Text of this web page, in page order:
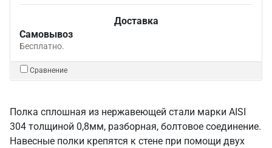
Доставка
Самовывоз
Бесплатно.
Сравнение
Полка сплошная из нержавеющей стали марки AISI
304 толщиной 0,8мм, разборная, болтовое соединение.
Навесные полки крепятся к стене при помощи двух